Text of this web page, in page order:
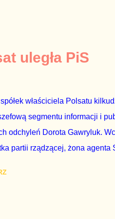
uległa PiS
właściciela Polsatu
segmentu informacji i
odchyleń Dorota Gawryluk.
partii rządzącej, żona agenta